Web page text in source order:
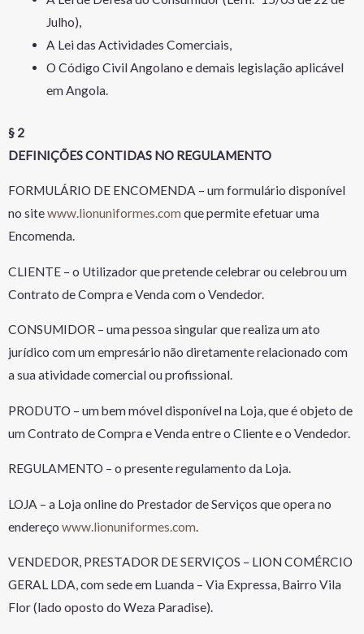
Julho),
A Lei das Actividades Comerciais,
O Código Civil Angolano e demais legislação aplicável
em Angola.
§ 2
DEFINIÇÕES CONTIDAS NO REGULAMENTO
FORMULÁRIO DE ENCOMENDA – um formulário disponível
no sitewww.lionuniformes.com que permite efetuar uma
Encomenda.
CLIENTE – o Utilizador que pretende celebrar ou celebrou um
Contrato de Compra e Venda com o Vendedor.
CONSUMIDOR – uma pessoa singular que realiza um ato
jurídico com um empresário não diretamente relacionado com
a sua atividade comercial ou profissional.
PRODUTO – um bem móvel disponível na Loja, que é objeto de
um Contrato de Compra e Venda entre o Cliente e o Vendedor.
REGULAMENTO – o presente regulamento da Loja.
LOJA – a Loja online do Prestador de Serviços que opera no
endereço www.lionuniformes.com
VENDEDOR, PRESTADOR DE SERVIÇOS – LION COMÉRCIO
GERAL LDA, com sede em Luanda – Via Expressa, Bairro Vila
Flor (lado oposto do Weza Paradise).